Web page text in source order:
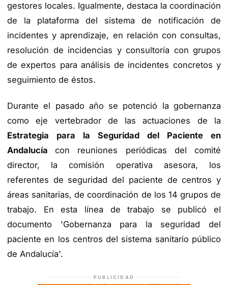
gestores locales. Igualmente, destaca la coordinación
de la plataforma del sistema de notificación de
incidentes y aprendizaje, en relación con consultas,
resolución de incidencias y consultoría con grupos
de expertos para análisis de incidentes concretos y
seguimiento de éstos.
Durante el pasado año se potenció la gobernanza
como eje vertebrador de las actuaciones de la
Estrategia para la Seguridad del Paciente en
Andalucíacon reuniones periódicas del comité
director, la comisión operativa asesora, los
referentes de seguridad del paciente de centros y
áreas sanitarias, de coordinación de los 14 grupos de
trabajo. En esta línea de trabajo se publicó el
documento 'Gobernanza para la seguridad del
paciente en los centros del sistema sanitario público
de Andalucía'.
PUBLICIDAD